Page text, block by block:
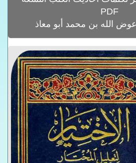
PDF
الله بن محمد أبو معاذ